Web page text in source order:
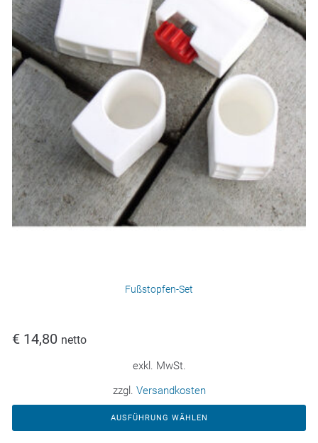
Fußstopfen-Set
€ 14,80 netto
exkl. MwSt.
zzgl. Versandkosten
AUSFÜHRUNG WÄHLEN